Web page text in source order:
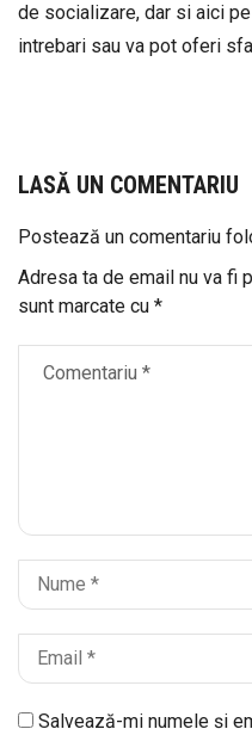
de socializare, dar si aici
intrebari sau va pot oferi
LASĂ UN COMENTARIU
Postează un comentariu
Adresa ta de email nu va fi
sunt marcate cu *
Salvează-mi numele și